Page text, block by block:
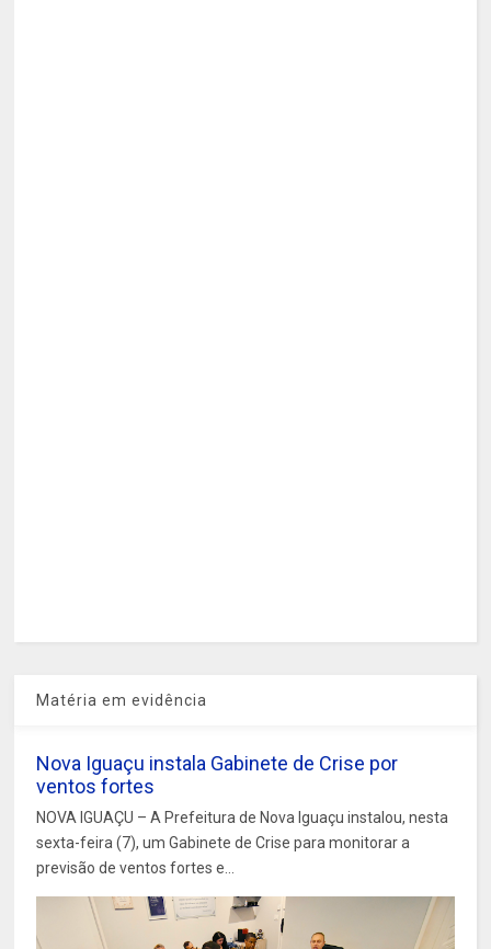
Matéria em evidência
Nova Iguaçu instala Gabinete de Crise por
ventos fortes
NOVA IGUAÇU – A Prefeitura de Nova Iguaçu instalou, nesta
sexta-feira (7), um Gabinete de Crise para monitorar a
previsão de ventos fortes e...